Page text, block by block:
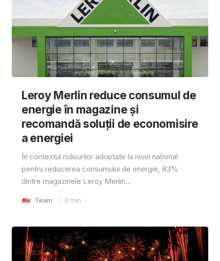
Leroy Merlin reduce consumul de
energie în magazine și
recomandă soluții de economisire
a energiei
În contextul măsurilor adoptate la nivel național
pentru reducerea consumului de energie, 83%
dintre magazinele Leroy Merlin...
Team 2 min